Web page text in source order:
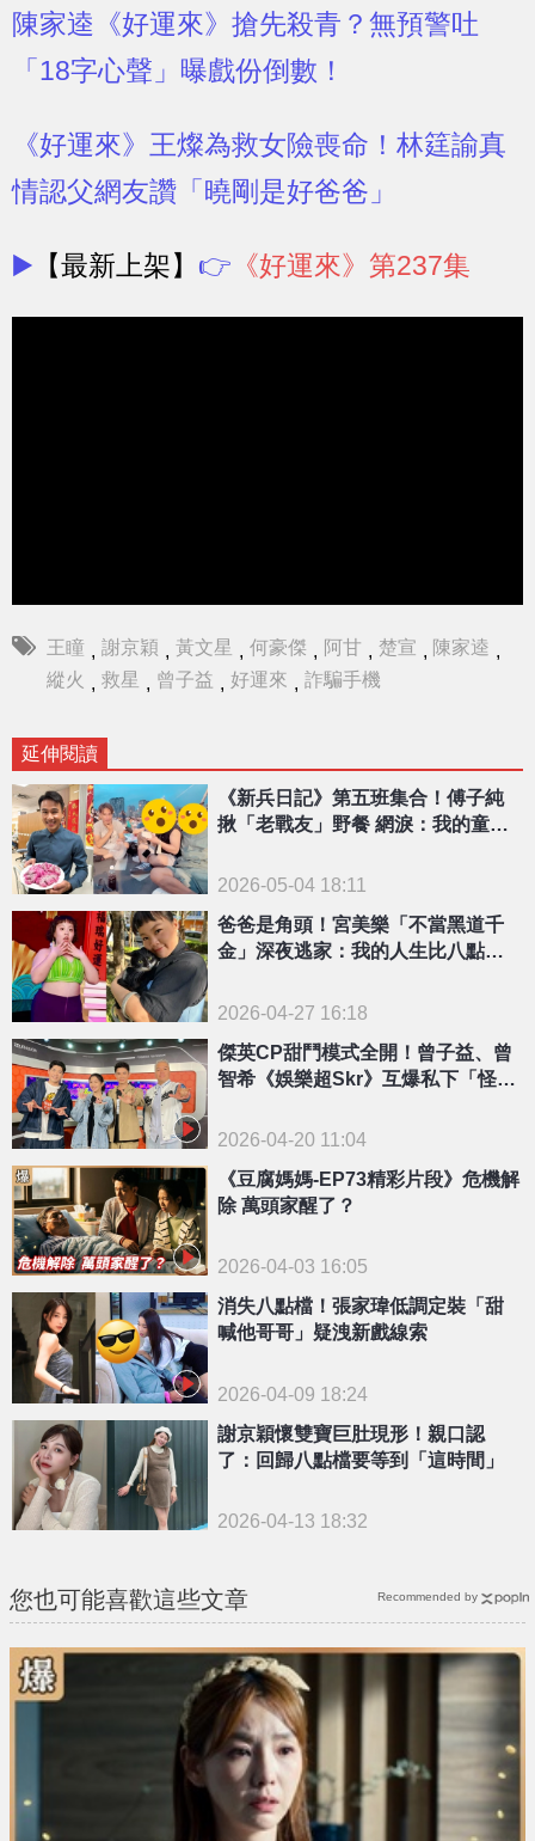
陳家逵《好運來》搶先殺青？無預警吐
「18字心聲」曝戲份倒數！
《好運來》王燦為救女險喪命！林筳諭真
情認父網友讚「曉剛是好爸爸」
▶️ 【最新上架】 👉 《好運來》第237集
王瞳 , 謝京穎 , 黃文星 , 何豪傑 , 阿甘 , 楚宣 , 陳家逵 ,
縱火 , 救星 , 曾子益 , 好運來 , 詐騙手機
延伸閱讀
《新兵日記》第五班集合！傅子純
揪「老戰友」野餐 網淚：我的童年
2026-05-04 18:11
爸爸是角頭！宮美樂「不當黑道千
金」深夜逃家：我的人生比八點檔
2026-04-27 16:18
傑英CP甜鬥模式全開！曾子益、曾
智希《娛樂超Skr》互爆私下「怪
2026-04-20 11:04
《豆腐媽媽-EP73精彩片段》危機解
除 萬頭家醒了？
2026-04-03 16:05
消失八點檔！張家瑋低調定裝「甜
喊他哥哥」疑洩新戲線索
2026-04-09 18:24
謝京穎懷雙寶巨肚現形！親口認
了：回歸八點檔要等到「這時間」
2026-04-13 18:32
您也可能喜歡這些文章 Recommended by